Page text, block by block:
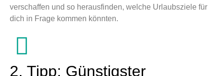
verschaffen und so herausfinden, welche Urlaubsziele für
dich in Frage kommen könnten.
2. Tipp: Günstigster